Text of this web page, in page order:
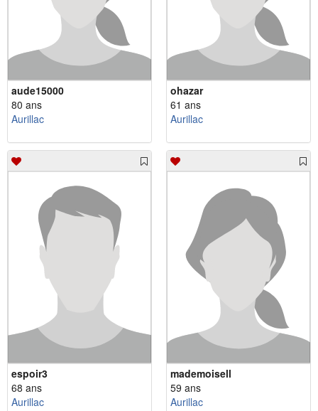
aude15000
80 ans
Aurillac
ohazar
61 ans
Aurillac
espoir3
68 ans
Aurillac
mademoisell
59 ans
Aurillac